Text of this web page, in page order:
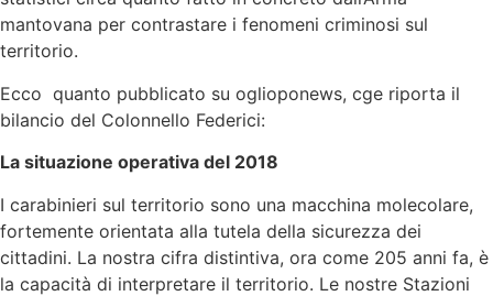
mantovana per contrastare i fenomeni criminosi sul
territorio.
Ecco quanto pubblicato su oglioponews, cge riporta il
bilancio del Colonnello Federici:
La situazione operativa del 2018
I carabinieri sul territorio sono una macchina molecolare,
fortemente orientata alla tutela della sicurezza dei
cittadini. La nostra cifra distintiva, ora come 205 anni fa, è
la capacità di interpretare il territorio. Le nostre Stazioni